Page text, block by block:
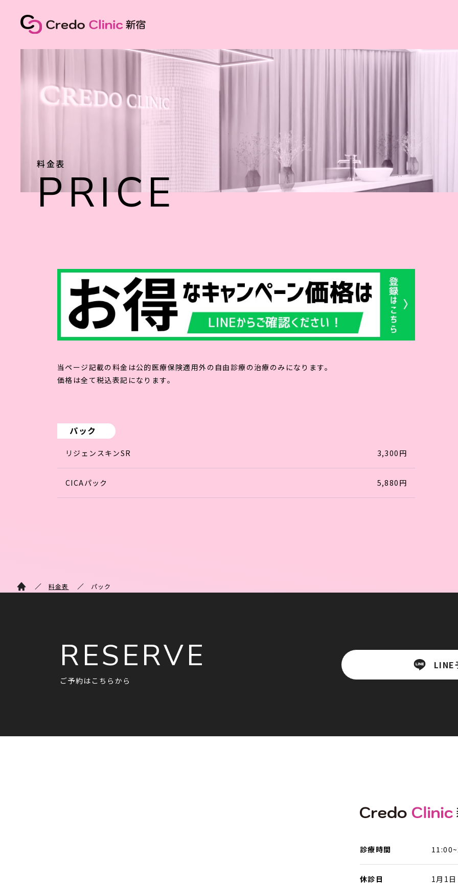
美容外科
料金表
PRICE
当ページ記載の料金は公的医療保険適用外の自由診療の治療のみになります。
価格は全て税込表記になります。
パック
リジェンスキンSR 3,300円
CICAパック 5,880円
料金表 パック
RESERVE
ご予約はこちらから
LINE
診療時間
休診日 1月1日